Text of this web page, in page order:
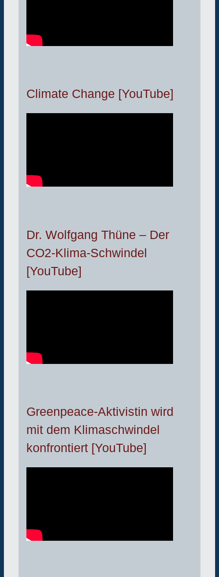
Climate Change [YouTube]
Dr. Wolfgang Thüne – Der
CO2-Klima-Schwindel
[YouTube]
Greenpeace-Aktivistin wird
mit dem Klimaschwindel
konfrontiert [YouTube]